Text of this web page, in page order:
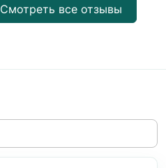
Смотреть все отзывы